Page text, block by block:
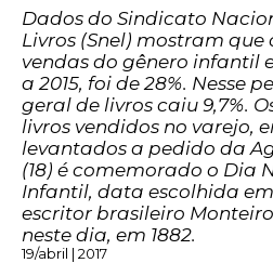
Dados do Sindicato
Livros (Snel) mostram que
vendas do gênero infantil
a 2015, foi de 28%. Nesse
geral de livros caiu 9,7%.
livros vendidos no varejo,
levantados a pedido da
(18) é comemorado o Dia
Infantil, data escolhida
escritor brasileiro
neste dia, em 1882.
19/abril | 2017